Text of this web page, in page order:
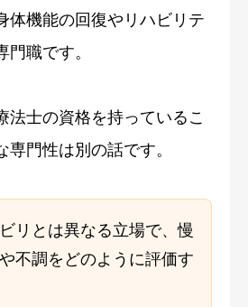
体機能の回復やリハビリテ
門職です。
法士の資格を持っているこ
専門性は別の話です。
リとは異なる立場で、慢
不調をどのように評価す